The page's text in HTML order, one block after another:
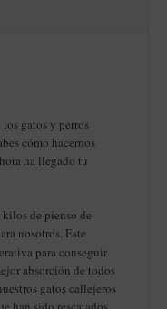
gatos y perros
cómo hacernos
ha llegado tu
de pienso de
nosotros. Este
para conseguir
absorción de todos
gatos callejeros